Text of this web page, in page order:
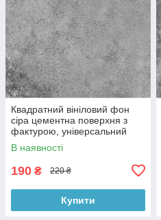
Квадратний вініловий фон
сіра цементна поверхня з
фактурою, універсальний
фотофон для зйомки 60x60
см, №550659
В наявності
190 ₴ 220 ₴
Купити